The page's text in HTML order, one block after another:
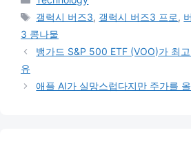
테
리
태
그
갤럭시 버즈3, 갤럭시 버즈3 프로,
3 콩나물
뱅가드 S&P 500 ETF (VOO)가 최
유
애플 AI가 실망스럽다지만 주가를